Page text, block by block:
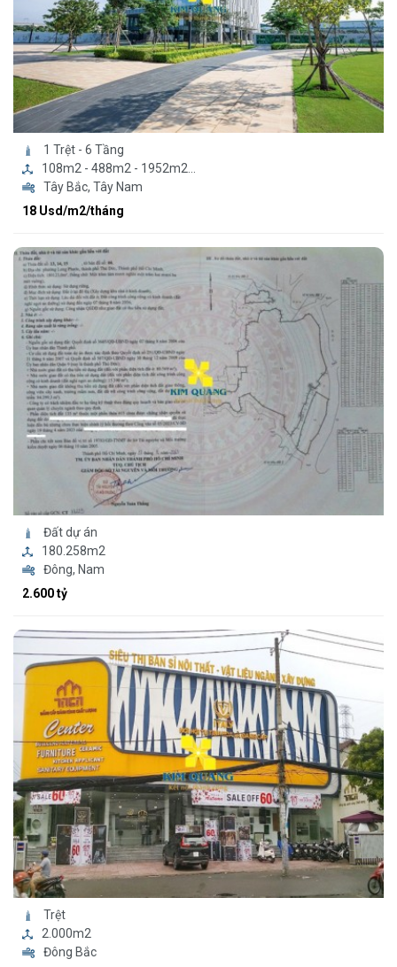
1 Trệt - 6 Tầng
108m2 - 488m2 - 1952m2...
Tây Bắc, Tây Nam
18 Usd/m2/tháng
Đất dự án
180.258m2
Đông, Nam
2.600 tỷ
Trệt
2.000m2
Đông Bắc